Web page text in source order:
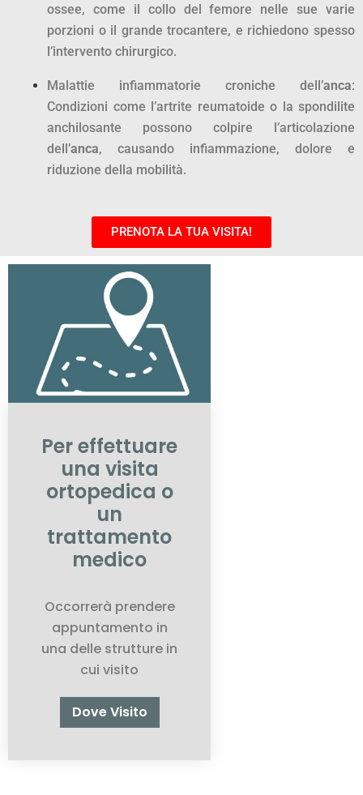
ossee, come il collo del femore nelle sue varie
porzioni o il grande trocantere, e richiedono spesso
l’intervento chirurgico.
Malattie infiammatorie croniche dell’anca:
Condizioni come l’artrite reumatoide o la spondilite
anchilosante possono colpire l’articolazione
dell’anca, causando infiammazione, dolore e
riduzione della mobilità.
PRENOTA LA TUA VISITA!
Per effettuare
una visita
ortopedica o
un
trattamento
medico
Occorrerà prendere
appuntamento in
una delle strutture in
cui visito
Dove Visito